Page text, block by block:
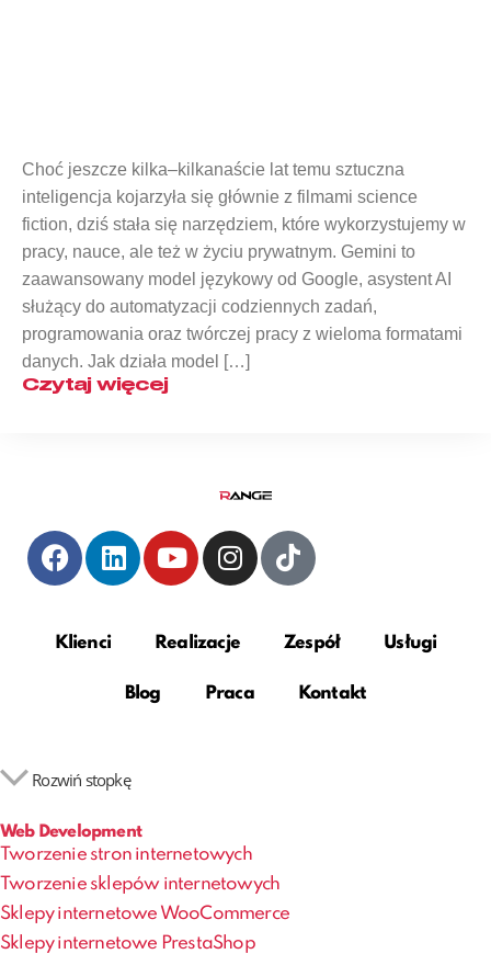
Choć jeszcze kilka–kilkanaście lat temu sztuczna
inteligencja kojarzyła się głównie z filmami science
fiction, dziś stała się narzędziem, które wykorzystujemy w
pracy, nauce, ale też w życiu prywatnym. Gemini to
zaawansowany model językowy od Google, asystent AI
służący do automatyzacji codziennych zadań,
programowania oraz twórczej pracy z wieloma formatami
danych. Jak działa model […]
Czytaj więcej
Klienci Realizacje Zespół Usługi
Blog Praca Kontakt
Rozwiń stopkę
Web Development
Tworzenie stron internetowych
Tworzenie sklepów internetowych
Sklepy internetowe WooCommerce
Sklepy internetowe PrestaShop